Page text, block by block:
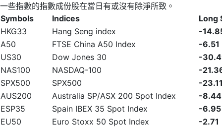
一些指數的指數成份股在當日有或沒有除淨所致。
Symbols
Indices
Long
HKG33
Hang Seng index
-
A50
FTSE China A50 Index
-6.51
US30
Dow Jones 30
-
NAS100
NASDAQ-100
-
SPX500
SPX500
-
AUS200
Australia SP/ASX 200 Spot Index
-8.44
ESP35
Spain IBEX 35 Spot Index
-6.95
EU50
Euro Stoxx 50 Spot Index
-2.71